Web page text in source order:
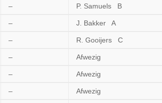
– P. Samuels B
– J. Bakker A
– R. Gooijers C
– Afwezig
– Afwezig
– Afwezig